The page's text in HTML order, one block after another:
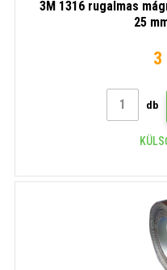
3M 1316 rugalmas
25
3
db